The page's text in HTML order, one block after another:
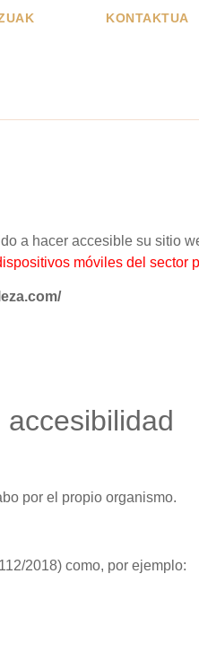
KONTAKTUA
a hacer accesible su sitio
móviles del sector
por el propio organismo.
2018) como, por ejemplo: